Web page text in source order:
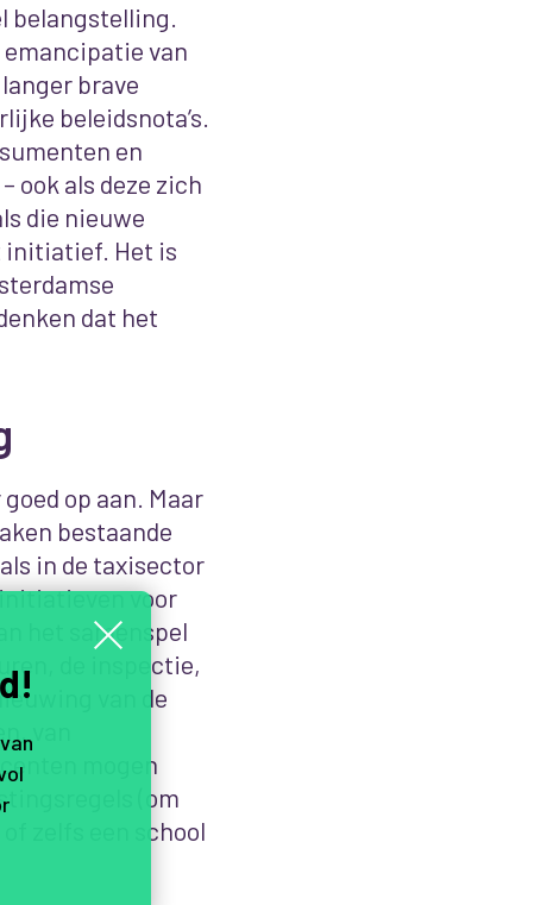
belangstelling.
van
brave
beleidsnota’s.
en
ook als deze zich
die nieuwe
initiatief. Het is
dat het
op aan. Maar
bestaande
in de taxisector
voor
het samenspel
de inspectie,
van de
van
mogen
(om
zelfs een school